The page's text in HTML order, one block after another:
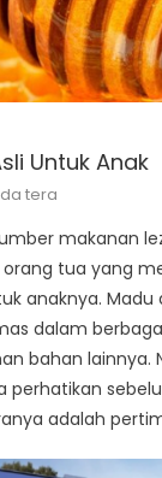
Untuk Anak
tera
makanan
orang tua yang
anaknya. Madu
dalam
bahan lainnya.
perhatikan
adalah